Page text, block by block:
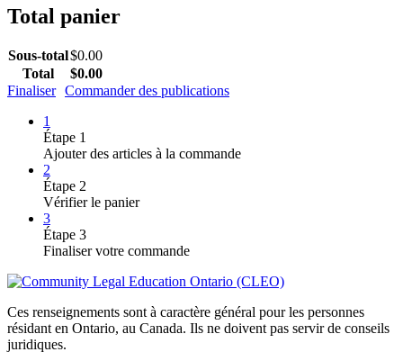
commande
Total panier
Sous-total$0.00
Total
$0.00
Finaliser Commander des publications
1
Étape 1
Ajouter des articles à la commande
2
Étape 2
Vérifier le panier
3
Étape 3
Finaliser votre commande
Ces renseignements sont à caractère général pour les personnes
résidant en Ontario, au Canada. Ils ne doivent pas servir de conseils
juridiques.